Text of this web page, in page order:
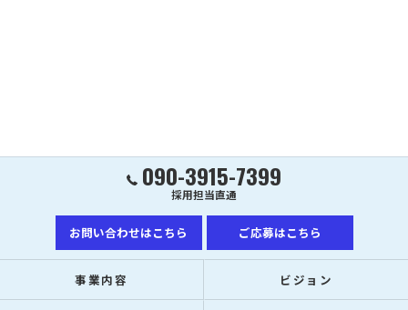
090-3915-7399
採用担当直通
お問い合わせはこちら ご応募はこちら
事業内容 ビジョン